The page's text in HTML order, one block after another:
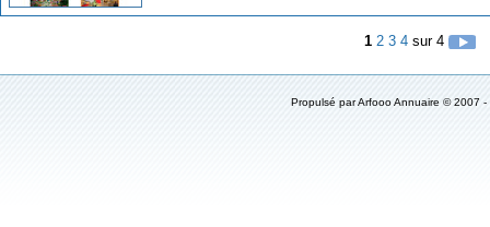
1 2 3 4 sur 4
Propulsé par Arfooo Annuaire ©